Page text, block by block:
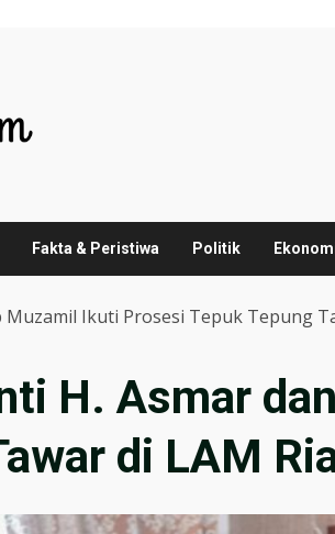
Fakta & Peristiwa Politik
Ikuti Prosesi Tepuk Tepung
H. Asmar
di LAM